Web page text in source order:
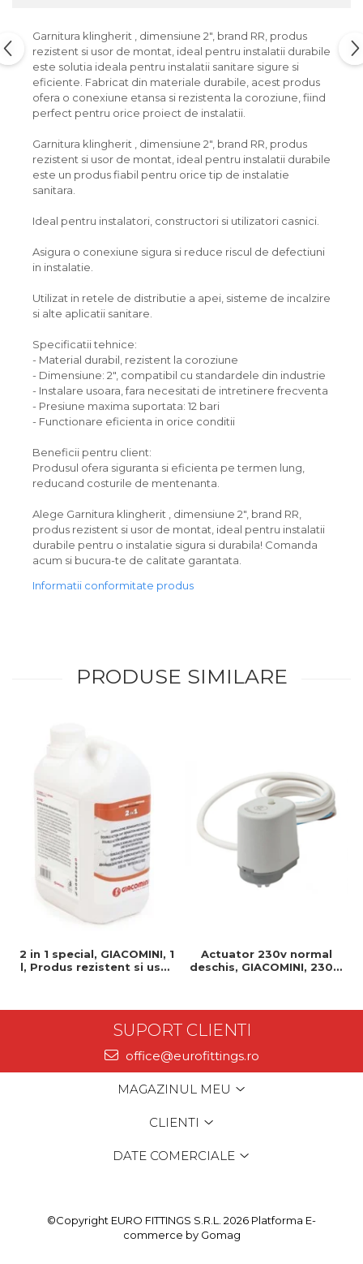
Garnitura klingherit , dimensiune 2", brand RR, produs
rezistent si usor de montat, ideal pentru instalatii durabile
este solutia ideala pentru instalatii sanitare sigure si
eficiente. Fabricat din materiale durabile, acest produs
ofera o conexiune etansa si rezistenta la coroziune, fiind
perfect pentru orice proiect de instalatii.
Garnitura klingherit , dimensiune 2", brand RR, produs
rezistent si usor de montat, ideal pentru instalatii durabile
este un produs fiabil pentru orice tip de instalatie
sanitara.
Ideal pentru instalatori, constructori si utilizatori casnici.
Asigura o conexiune sigura si reduce riscul de defectiuni
in instalatie.
Utilizat in retele de distributie a apei, sisteme de incalzire
si alte aplicatii sanitare.
Specificatii tehnice:
- Material durabil, rezistent la coroziune
- Dimensiune: 2", compatibil cu standardele din industrie
- Instalare usoara, fara necesitati de intretinere frecventa
- Presiune maxima suportata: 12 bari
- Functionare eficienta in orice conditii
Beneficii pentru client:
Produsul ofera siguranta si eficienta pe termen lung,
reducand costurile de mentenanta.
Alege Garnitura klingherit , dimensiune 2", brand RR,
produs rezistent si usor de montat, ideal pentru instalatii
durabile pentru o instalatie sigura si durabila! Comanda
acum si bucura-te de calitate garantata.
Informatii conformitate produs
PRODUSE SIMILARE
2 in 1 special, GIACOMINI, 1
l, Produs rezistent si usor
Actuator 230v normal
deschis, GIACOMINI, 230v,
SUPORT CLIENTI
office@eurofittings.ro
MAGAZINUL MEU
CLIENTI
DATE COMERCIALE
©Copyright EURO FITTINGS S.R.L. 2026 Platforma E-
commerce by Gomag